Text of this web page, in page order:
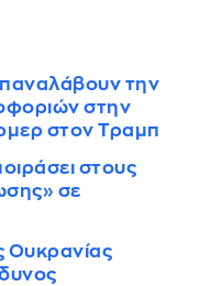
την
στην
στον Τραμπ
στους
σε
Ουκρανίας